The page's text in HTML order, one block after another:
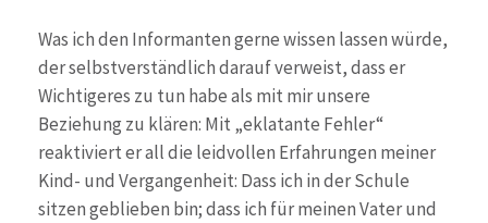
Was ich den Informanten gerne wissen lassen würde,
der selbstverständlich darauf verweist, dass er
Wichtigeres zu tun habe als mit mir unsere
Beziehung zu klären: Mit „eklatante Fehler“
reaktiviert er all die leidvollen Erfahrungen meiner
Kind- und Vergangenheit: Dass ich in der Schule
sitzen geblieben bin; dass ich für meinen Vater und